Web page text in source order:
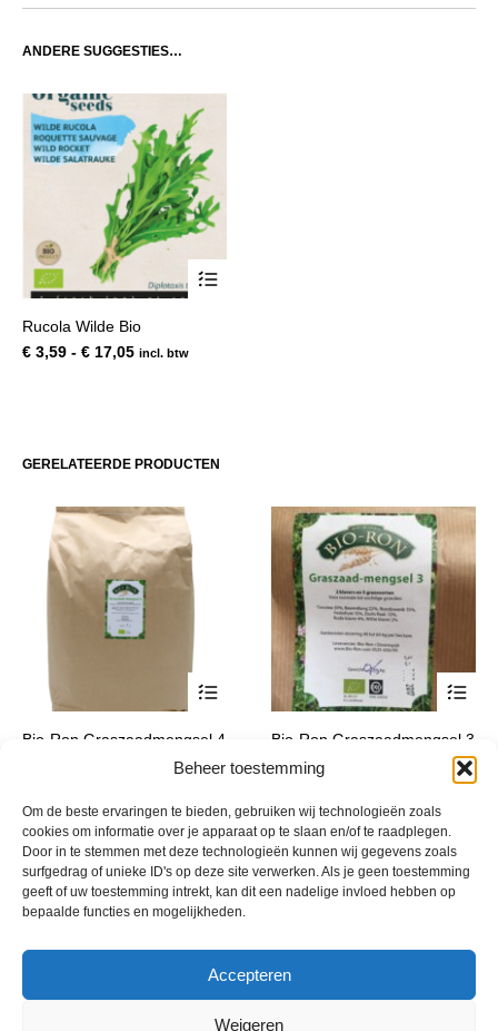
Beheer toestemming
Om de beste ervaringen te bieden, gebruiken wij technologieën zoals
cookies om informatie over je apparaat op te slaan en/of te raadplegen.
Door in te stemmen met deze technologieën kunnen wij gegevens zoals
surfgedrag of unieke ID's op deze site verwerken. Als je geen toestemming
geeft of uw toestemming intrekt, kan dit een nadelige invloed hebben op
bepaalde functies en mogelijkheden.
Accepteren
Weigeren
ANDERE SUGGESTIES…
heeft
optie
worden
op
de
productpagina
Rucola Wilde Bio
€ 3,59 - € 17,05Prijsklasse:
incl. btw
GERELATEERDE PRODUCTEN
heeft
variaties.
Deze
optie
kan
gekozen
productpagina
Bio-Ron Graszaadmengsel 4
Prijsklasse:
tot
€ 148,20
incl. btw
heeft
Deze
optie
kan
Bio-Ron Graszaadmengsel 3
€14,44
Prijsklasse:
€ 14,44
tot
€ 148,20